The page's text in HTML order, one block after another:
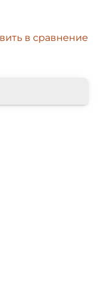
в сравнение